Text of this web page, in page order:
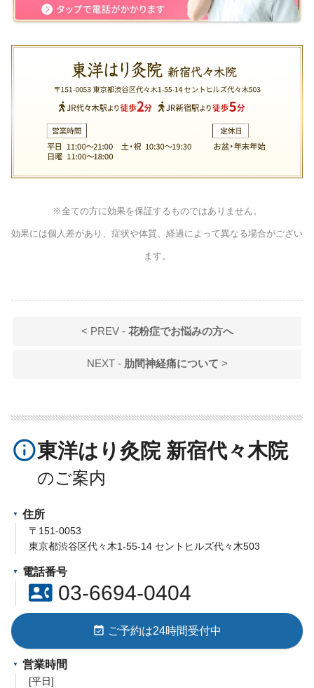
※全ての方に効果を保証するものではありません。
効果には個人差があり、症状や体質、経過によって異なる場合がござい
ます。
< PREV - 花粉症でお悩みの方へ
NEXT - 肋間神経痛について >
info_outline東洋はり灸院 新宿代々木院
住所
〒151-0053
東京都渋谷区代々木1-55-14 セントヒルズ代々木503
電話番号
contact_phone03-6694-0404
event_available ご予約は24時間受付中
営業時間
[平日]